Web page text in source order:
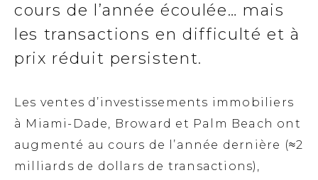
cours de l’année écoulée… mais
les transactions en difficulté et à
prix réduit persistent.
Les ventes d’investissements immobiliers
à Miami-Dade, Broward et Palm Beach ont
augmenté au cours de l’année dernière (≈2
milliards de dollars de transactions),